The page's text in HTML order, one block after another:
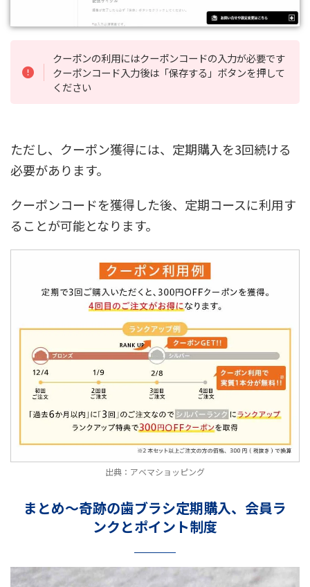
クーポンの利用にはクーポンコードの入力が必要です
クーポンコード入力後は「保存する」ボタンを押して
ください
ただし、クーポン獲得には、定期購入を3回続ける
必要があります。
クーポンコードを獲得した後、定期コースに利用す
ることが可能となります。
出典：アベマショッピング
まとめ～奇跡の歯ブラシ定期購入、会員ラ
ンクとポイント制度